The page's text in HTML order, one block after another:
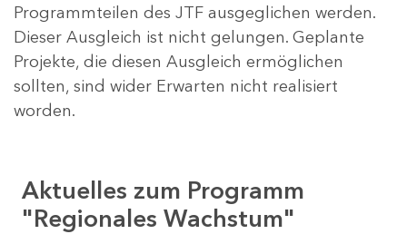
Programmteilen des JTF ausgeglichen werden.
Dieser Ausgleich ist nicht gelungen. Geplante
Projekte, die diesen Ausgleich ermöglichen
sollten, sind wider Erwarten nicht realisiert
worden.
Aktuelles zum Programm
"Regionales Wachstum"